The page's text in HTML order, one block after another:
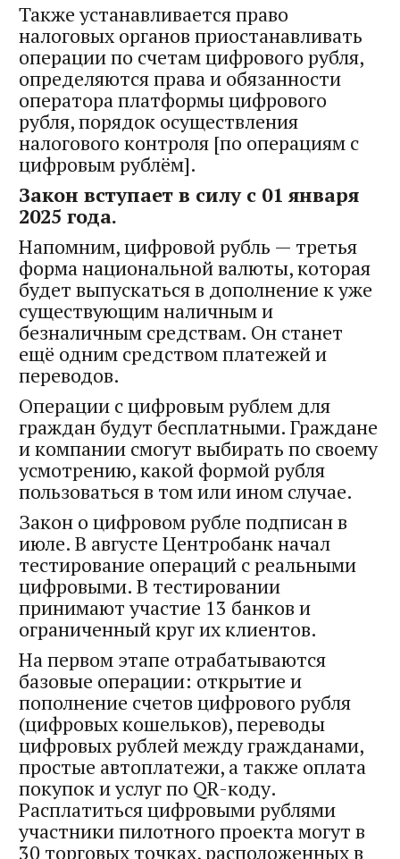
Также устанавливается право
налоговых органов приостанавливать
операции по счетам цифрового рубля,
определяются права и обязанности
оператора платформы цифрового
рубля, порядок осуществления
налогового контроля [по операциям с
цифровым рублём].
Закон вступает в силу с 01 января
2025 года.
Напомним, цифровой рубль — третья
форма национальной валюты, которая
будет выпускаться в дополнение к уже
существующим наличным и
безналичным средствам. Он станет
ещё одним средством платежей и
переводов.
Операции с цифровым рублем для
граждан будут бесплатными. Граждане
и компании смогут выбирать по своему
усмотрению, какой формой рубля
пользоваться в том или ином случае.
Закон о цифровом рубле подписан в
июле. В августе Центробанк начал
тестирование операций с реальными
цифровыми. В тестировании
принимают участие 13 банков и
ограниченный круг их клиентов.
На первом этапе отрабатываются
базовые операции: открытие и
пополнение счетов цифрового рубля
(цифровых кошельков), переводы
цифровых рублей между гражданами,
простые автоплатежи, а также оплата
покупок и услуг по QR-коду.
Расплатиться цифровыми рублями
участники пилотного проекта могут в
30 торговых точках, расположенных в